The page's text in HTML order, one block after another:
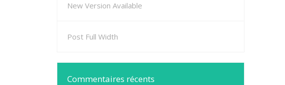
New Version Available
Post Full Width
Commentaires récents